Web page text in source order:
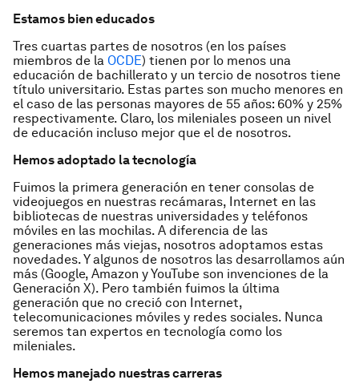
Estamos bien educados
Tres cuartas partes de nosotros (en los países
miembros de la OCDE) tienen por lo menos una
educación de bachillerato y un tercio de nosotros tiene
título universitario. Estas partes son mucho menores en
el caso de las personas mayores de 55 años: 60% y 25%
respectivamente. Claro, los mileniales poseen un nivel
de educación incluso mejor que el de nosotros.
Hemos adoptado la tecnología
Fuimos la primera generación en tener consolas de
videojuegos en nuestras recámaras, Internet en las
bibliotecas de nuestras universidades y teléfonos
móviles en las mochilas. A diferencia de las
generaciones más viejas, nosotros adoptamos estas
novedades. Y algunos de nosotros las desarrollamos aún
más (Google, Amazon y YouTube son invenciones de la
Generación X). Pero también fuimos la última
generación que no creció con Internet,
telecomunicaciones móviles y redes sociales. Nunca
seremos tan expertos en tecnología como los
mileniales.
Hemos manejado nuestras carreras